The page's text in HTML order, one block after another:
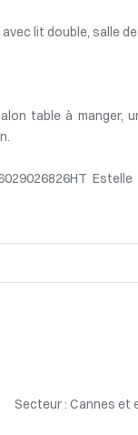
lit double, salle
table à manger,
Secteur : Cannes et